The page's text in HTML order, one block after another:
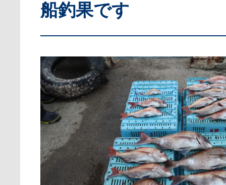
船釣果です